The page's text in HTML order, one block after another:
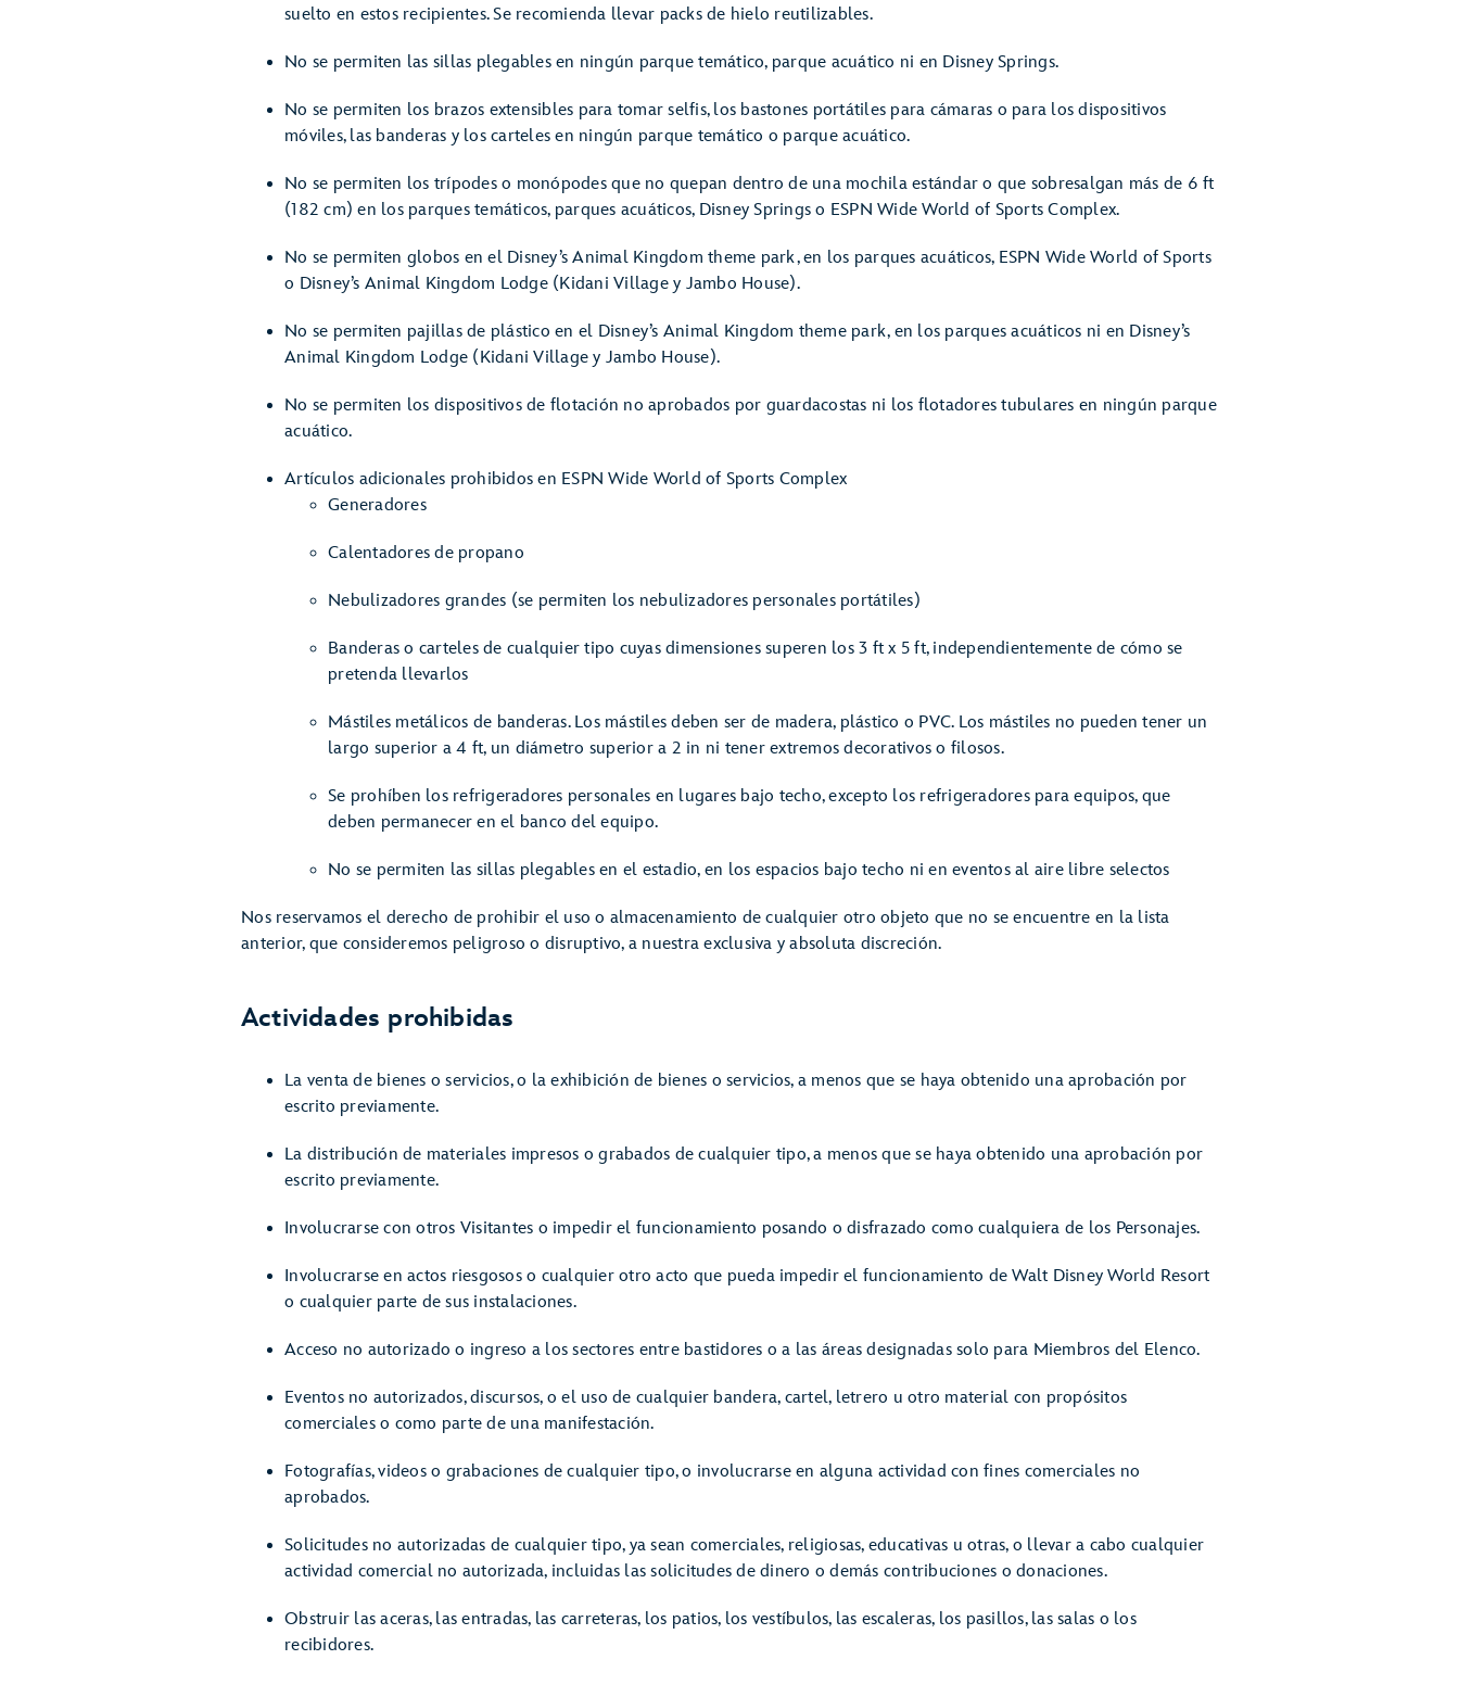
suelto en estos recipientes. Se recomienda llevar packs de hielo reutilizables.
No se permiten las sillas plegables en ningún parque temático, parque acuático ni en Disney Springs.
No se permiten los brazos extensibles para tomar selfis, los bastones portátiles para cámaras o para los dispositivos
móviles, las banderas y los carteles en ningún parque temático o parque acuático.
No se permiten los trípodes o monópodes que no quepan dentro de una mochila estándar o que sobresalgan más de 6 ft
(182 cm) en los parques temáticos, parques acuáticos, Disney Springs o ESPN Wide World of Sports Complex.
No se permiten globos en el Disney’s Animal Kingdom theme park, en los parques acuáticos, ESPN Wide World of Sports
o Disney’s Animal Kingdom Lodge (Kidani Village y Jambo House).
No se permiten pajillas de plástico en el Disney’s Animal Kingdom theme park, en los parques acuáticos ni en Disney’s
Animal Kingdom Lodge (Kidani Village y Jambo House).
No se permiten los dispositivos de flotación no aprobados por guardacostas ni los flotadores tubulares en ningún parque
acuático.
Artículos adicionales prohibidos en ESPN Wide World of Sports Complex
Generadores
Calentadores de propano
Nebulizadores grandes (se permiten los nebulizadores personales portátiles)
Banderas o carteles de cualquier tipo cuyas dimensiones superen los 3 ft x 5 ft, independientemente de cómo se
pretenda llevarlos
Mástiles metálicos de banderas. Los mástiles deben ser de madera, plástico o PVC. Los mástiles no pueden tener un
largo superior a 4 ft, un diámetro superior a 2 in ni tener extremos decorativos o filosos.
Se prohíben los refrigeradores personales en lugares bajo techo, excepto los refrigeradores para equipos, que
deben permanecer en el banco del equipo.
No se permiten las sillas plegables en el estadio, en los espacios bajo techo ni en eventos al aire libre selectos
Nos reservamos el derecho de prohibir el uso o almacenamiento de cualquier otro objeto que no se encuentre en la lista
anterior, que consideremos peligroso o disruptivo, a nuestra exclusiva y absoluta discreción.
Actividades prohibidas
La venta de bienes o servicios, o la exhibición de bienes o servicios, a menos que se haya obtenido una aprobación por
escrito previamente.
La distribución de materiales impresos o grabados de cualquier tipo, a menos que se haya obtenido una aprobación por
escrito previamente.
Involucrarse con otros Visitantes o impedir el funcionamiento posando o disfrazado como cualquiera de los Personajes.
Involucrarse en actos riesgosos o cualquier otro acto que pueda impedir el funcionamiento de Walt Disney World Resort
o cualquier parte de sus instalaciones.
Acceso no autorizado o ingreso a los sectores entre bastidores o a las áreas designadas solo para Miembros del Elenco.
Eventos no autorizados, discursos, o el uso de cualquier bandera, cartel, letrero u otro material con propósitos
comerciales o como parte de una manifestación.
Fotografías, videos o grabaciones de cualquier tipo, o involucrarse en alguna actividad con fines comerciales no
aprobados.
Solicitudes no autorizadas de cualquier tipo, ya sean comerciales, religiosas, educativas u otras, o llevar a cabo cualquier
actividad comercial no autorizada, incluidas las solicitudes de dinero o demás contribuciones o donaciones.
Obstruir las aceras, las entradas, las carreteras, los patios, los vestíbulos, las escaleras, los pasillos, las salas o los
recibidores.